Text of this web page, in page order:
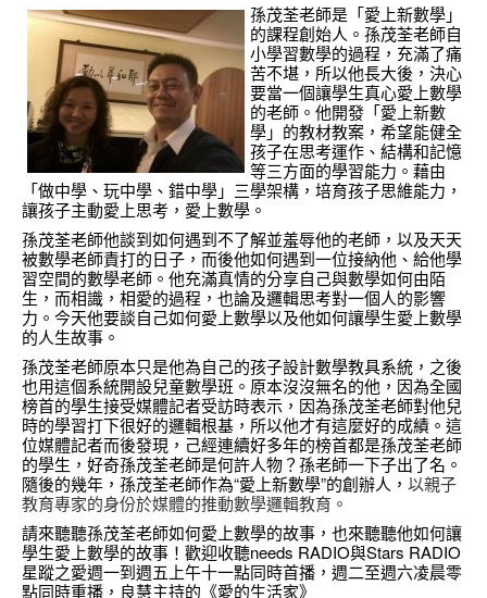
孫茂荃老師是「愛上新數學」
的課程創始人。孫茂荃老師自
小學習數學的過程，充滿了痛
苦不堪，所以他長大後，決心
要當一個讓學生真心愛上數學
的老師。他開發「愛上新數
學」的教材教案，希望能健全
孩子在思考運作、結構和記憶
等三方面的學習能力。藉由
「做中學、玩中學、錯中學」三學架構，培育孩子思維能力，
讓孩子主動愛上思考，愛上數學。
孫茂荃老師他談到如何遇到不了解並羞辱他的老師，以及天天
被數學老師責打的日子，而後他如何遇到一位接納他、給他學
習空間的數學老師。他充滿真情的分享自己與數學如何由陌
生，而相識，相愛的過程，也論及邏輯思考對一個人的影響
力。今天他要談自己如何愛上數學以及他如何讓學生愛上數學
的人生故事。
孫茂荃老師原本只是他為自己的孩子設計數學教具系統，之後
也用這個系統開設兒童數學班。原本沒沒無名的他，因為全國
榜首的學生接受媒體記者受訪時表示，因為孫茂荃老師對他兒
時的學習打下很好的邏輯根基，所以他才有這麼好的成績。這
位媒體記者而後發現，己經連續好多年的榜首都是孫茂荃老師
的學生 ，好奇孫茂荃老師是何許人物？孫老師一下子出了名。
隨後的幾年，孫茂荃老師作為“愛上新數學”的創辦人， 以親子
教育專家的身份於媒體的推動數學邏輯教育。
請來聽聽孫茂荃老師如何愛上數學的故事，也來聽聽他如何讓
學生愛上數學的故事！歡迎收聽needs RADIO與Stars RADIO
星蹤之愛週一到週五上午十一點同時首播，週二至週六凌晨零
點同時重播，良慧主持的《愛的生活家》